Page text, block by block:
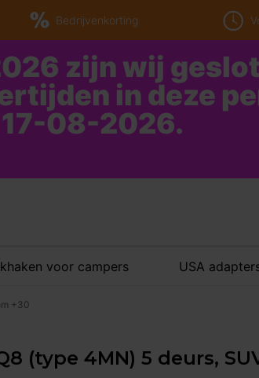
Bedrijvenkorting
zijn wij
in deze
17-08-2026.
voor campers USA
+30
(type 4MN) 5 deurs,